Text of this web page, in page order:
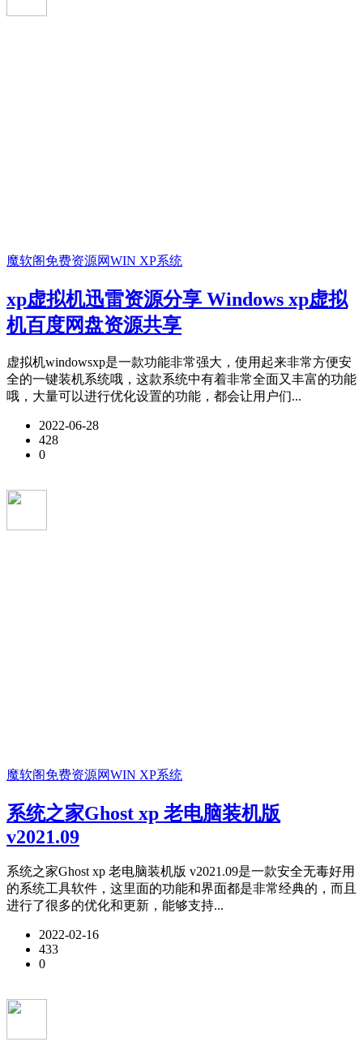
魔软阁免费资源网WIN XP系统
xp虚拟机迅雷资源分享 Windows xp虚拟
机百度网盘资源共享
虚拟机windowsxp是一款功能非常强大，使用起来非常方便安
全的一键装机系统哦，这款系统中有着非常全面又丰富的功能
哦，大量可以进行优化设置的功能，都会让用户们...
2022-06-28
428
0
魔软阁免费资源网WIN XP系统
系统之家Ghost xp 老电脑装机版
v2021.09
系统之家Ghost xp 老电脑装机版 v2021.09是一款安全无毒好用
的系统工具软件，这里面的功能和界面都是非常经典的，而且
进行了很多的优化和更新，能够支持...
2022-02-16
433
0